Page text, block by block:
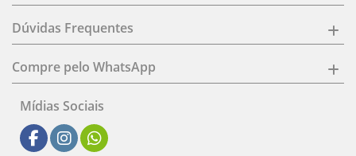
Dúvidas Frequentes
Compre pelo WhatsApp
Mídias Sociais